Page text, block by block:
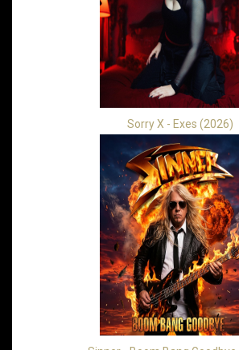
Sorry X - Exes (2026)